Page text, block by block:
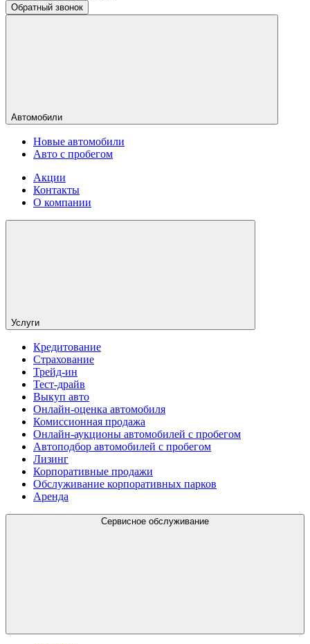
Обратный звонок
Автомобили
Новые автомобили
Авто с пробегом
Акции
Контакты
О компании
Услуги
Кредитование
Страхование
Трейд-ин
Тест-драйв
Выкуп авто
Онлайн-оценка автомобиля
Комиссионная продажа
Онлайн-аукционы автомобилей с пробегом
Автоподбор автомобилей с пробегом
Лизинг
Корпоративные продажи
Обслуживание корпоративных парков
Аренда
Сервисное обслуживание